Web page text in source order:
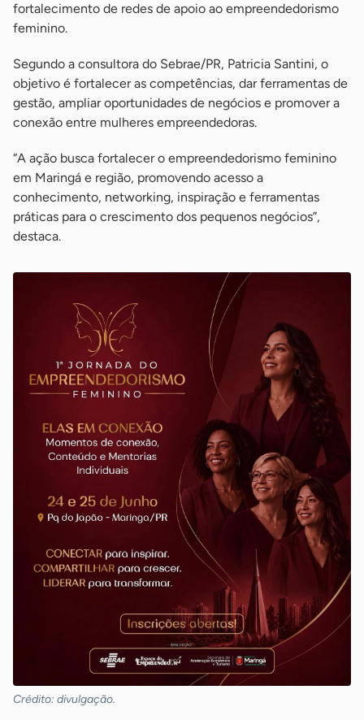
fortalecimento de redes de apoio ao empreendedorismo
feminino.
Segundo a consultora do Sebrae/PR, Patricia Santini, o
objetivo é fortalecer as competências, dar ferramentas de
gestão, ampliar oportunidades de negócios e promover a
conexão entre mulheres empreendedoras.
“A ação busca fortalecer o empreendedorismo feminino
em Maringá e região, promovendo acesso a
conhecimento, networking, inspiração e ferramentas
práticas para o crescimento dos pequenos negócios”,
destaca.
Crédito: divulgação.